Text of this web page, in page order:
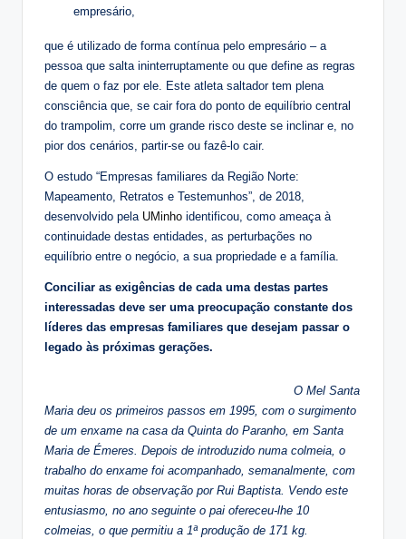
empresário,
que é utilizado de forma contínua pelo empresário – a
pessoa que salta ininterruptamente ou que define as regras
de quem o faz por ele. Este atleta saltador tem plena
consciência que, se cair fora do ponto de equilíbrio central
do trampolim, corre um grande risco deste se inclinar e, no
pior dos cenários, partir-se ou fazê-lo cair.
O estudo “Empresas familiares da Região Norte:
Mapeamento, Retratos e Testemunhos”, de 2018,
desenvolvido pela UMinho identificou, como ameaça à
continuidade destas entidades, as perturbações no
equilíbrio entre o negócio, a sua propriedade e a família.
Conciliar as exigências de cada uma destas partes
interessadas deve ser uma preocupação constante dos
líderes das empresas familiares que desejam passar o
legado às próximas gerações.
O Mel Santa
Maria deu os primeiros passos em 1995, com o surgimento
de um enxame na casa da Quinta do Paranho, em Santa
Maria de Émeres. Depois de introduzido numa colmeia, o
trabalho do enxame foi acompanhado, semanalmente, com
muitas horas de observação por Rui Baptista. Vendo este
entusiasmo, no ano seguinte o pai ofereceu-lhe 10
colmeias, o que permitiu a 1ª produção de 171 kg.